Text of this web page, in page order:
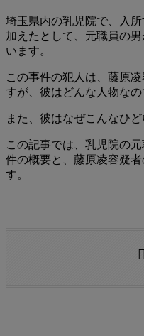
埼玉県内の乳児院で、入
加えたとして、元職員の
います。
この事件の犯人は、藤原
すが、彼はどんな人物なの
また、彼はなぜこんなひ
この記事では、乳児院の
件の概要と、藤原凌容疑
す。